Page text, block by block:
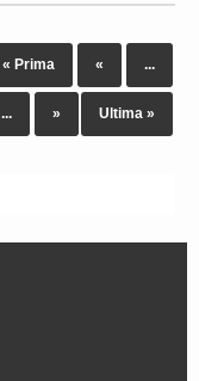
« Prima « ...
... » Ultima »